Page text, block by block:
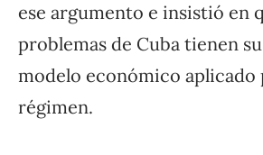
ese argumento e insistió en
problemas de Cuba tienen
modelo económico aplicado
régimen.